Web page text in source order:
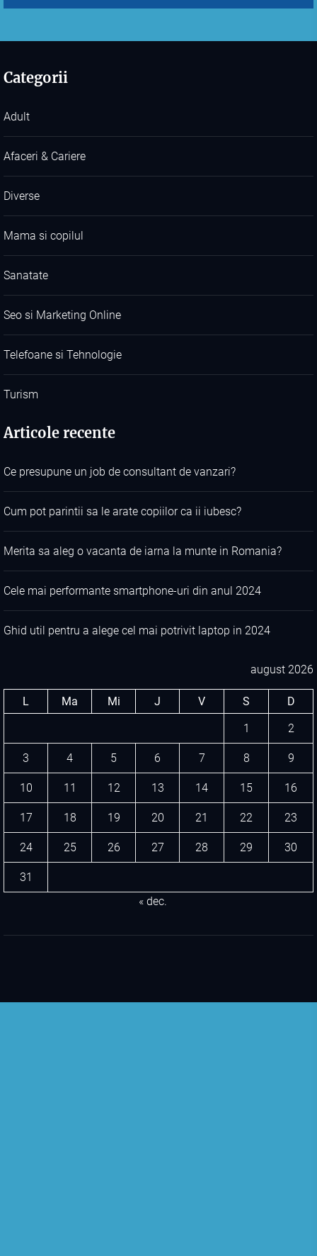
Categorii
Adult
Afaceri & Cariere
Diverse
Mama si copilul
Sanatate
Seo si Marketing Online
Telefoane si Tehnologie
Turism
Articole recente
Ce presupune un job de consultant de vanzari?
Cum pot parintii sa le arate copiilor ca ii iubesc?
Merita sa aleg o vacanta de iarna la munte in Romania?
Cele mai performante smartphone-uri din anul 2024
Ghid util pentru a alege cel mai potrivit laptop in 2024
august 2026
L Ma Mi J V S
D
1
2
3 4 5 6 7 8 9
10 11 12 13 14 15 16
17 18 19 20 21 22 23
24 25 26 27 28 29 30
31
« dec.